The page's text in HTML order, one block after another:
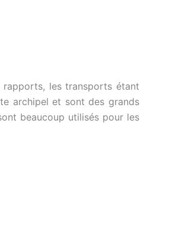
rapports, les transports étant
archipel et sont des grands
beaucoup utilisés pour les